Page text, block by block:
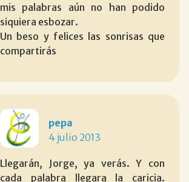
mis palabras aún no han podido
siquiera esbozar.
Un beso y felices las sonrisas que
compartirás
pepa
4 julio 2013
Llegarán, Jorge, ya verás. Y con
cada palabra llegara la caricia.